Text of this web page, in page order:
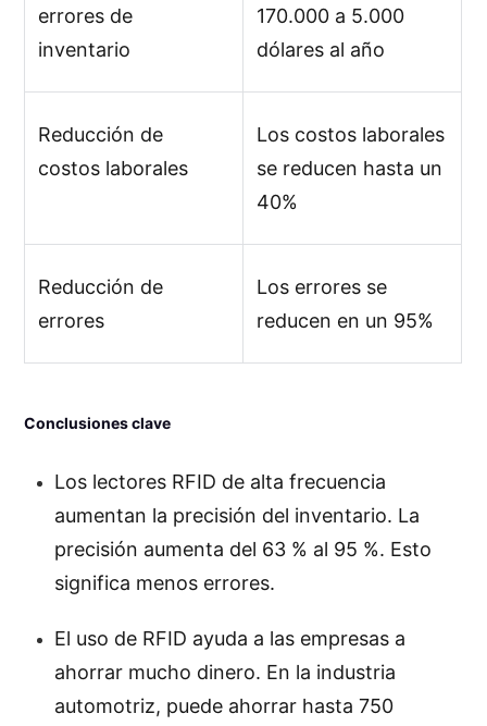
errores de
inventario
170.000 a 5.000
dólares al año
Reducción de
costos laborales
Los costos laborales
se reducen hasta un
40%
Reducción de
errores
Los errores se
reducen en un 95%
Conclusiones clave
Los lectores RFID de alta frecuencia
aumentan la precisión del inventario. La
precisión aumenta del 63 % al 95 %. Esto
significa menos errores.
El uso de RFID ayuda a las empresas a
ahorrar mucho dinero. En la industria
automotriz, puede ahorrar hasta 750